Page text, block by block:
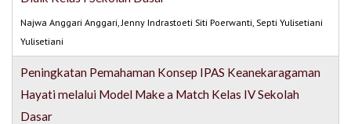
Najwa Anggari Anggari, Jenny Indrastoeti Siti Poerwanti, Septi Yulisetiani
Yulisetiani
Peningkatan Pemahaman Konsep IPAS Keanekaragaman
Hayati melalui Model Make a Match Kelas IV Sekolah
Dasar